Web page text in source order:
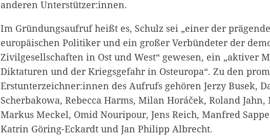
anderen Unterstützer:innen.
Im Gründungsaufruf heißt es, Schulz sei „einer der
europäischen Politiker und ein großer Verbündeter der
Zivilgesellschaften in Ost und West“ gewesen, ein „aktiver
Diktaturen und der Kriegsgefahr in Osteuropa“. Zu den
Erstunterzeichner:innen des Aufrufs gehören Jerzy Busek,
Scherbakowa, Rebecca Harms, Milan Horáček, Roland
Markus Meckel, Omid Nouripour, Jens Reich, Manfred
Katrin Göring-Eckardt und Jan Philipp Albrecht.
Zum Warenkorb hinzugefügt:
weiter lesen